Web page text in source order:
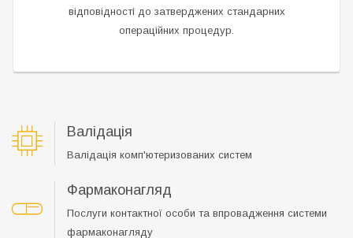
відповідності до затверджених стандарних
операційних процедур.
Валідація
Валідація комп'ютеризованих систем
Фармаконагляд
Послуги контактної особи та впровадження системи
фармаконагляду